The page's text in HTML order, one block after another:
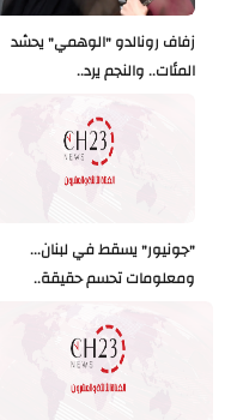
زفاف رونالدو "الوهمي" يحشد
المئات.. والنجم يرد..
"جونيور" يسقط في لبنان...
ومعلومات تحسم حقيقة..